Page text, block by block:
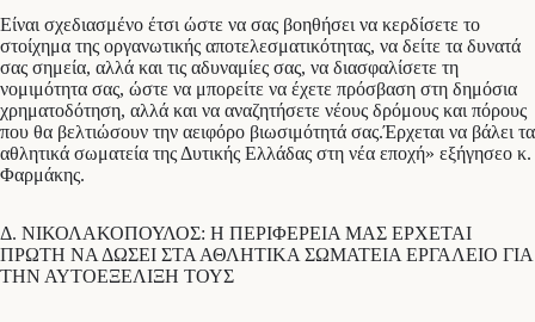
Είναι σχεδιασμένο έτσι ώστε να σας βοηθήσει να κερδίσετε το
στοίχημα της οργανωτικής αποτελεσματικότητας, να δείτε τα δυνατά
σας σημεία, αλλά και τις αδυναμίες σας, να διασφαλίσετε τη
νομιμότητα σας, ώστε να μπορείτε να έχετε πρόσβαση στη δημόσια
χρηματοδότηση, αλλά και να αναζητήσετε νέους δρόμους και πόρους
που θα βελτιώσουν την αειφόρο βιωσιμότητά σας.Έρχεται να βάλει τα
αθλητικά σωματεία της Δυτικής Ελλάδας στη νέα εποχή» εξήγησεο κ.
Φαρμάκης.
Δ. ΝΙΚΟΛΑΚΟΠΟΥΛΟΣ: Η ΠΕΡΙΦΕΡΕΙΑ ΜΑΣ ΕΡΧΕΤΑΙ
ΠΡΩΤΗ ΝΑ ΔΩΣΕΙ ΣΤΑ ΑΘΛΗΤΙΚΑ ΣΩΜΑΤΕΙΑ ΕΡΓΑΛΕΙΟ ΓΙΑ
ΤΗΝ ΑΥΤΟΕΞΕΛΙΞΗ ΤΟΥΣ